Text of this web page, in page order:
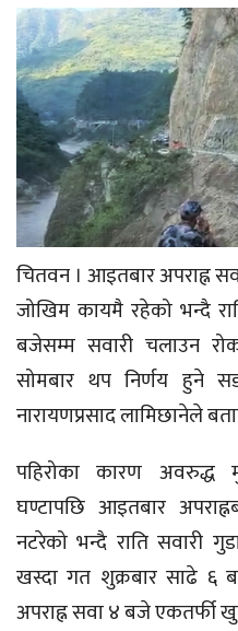
चितवन । आइतबार अपराह्न
जोखिम कायमै रहेको भन्दै
बजेसम्म सवारी चलाउन
सोमबार थप निर्णय हुने
नारायणप्रसाद लामिछानेले
पहिरोका कारण अवरुद्ध
घण्टापछि आइतबार
नटरेको भन्दै राति सवारी
खस्दा गत शुक्रबार साढे ६
अपराह्न सवा ४ बजे एकतर्फी